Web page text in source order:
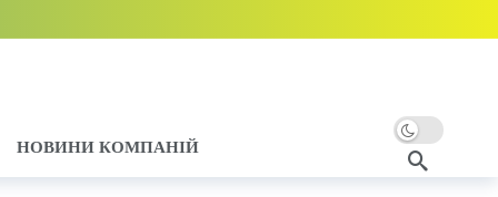
НОВИНИ КОМПАНІЙ